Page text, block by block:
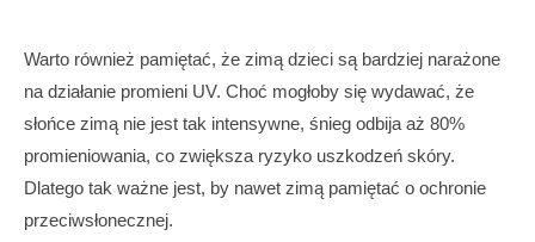
Warto również pamiętać, że zimą dzieci są bardziej narażone
na działanie promieni UV. Choć mogłoby się wydawać, że
słońce zimą nie jest tak intensywne, śnieg odbija aż 80%
promieniowania, co zwiększa ryzyko uszkodzeń skóry.
Dlatego tak ważne jest, by nawet zimą pamiętać o ochronie
przeciwsłonecznej.